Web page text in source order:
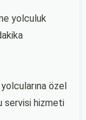
yolculuk
özel
servisi hizmeti